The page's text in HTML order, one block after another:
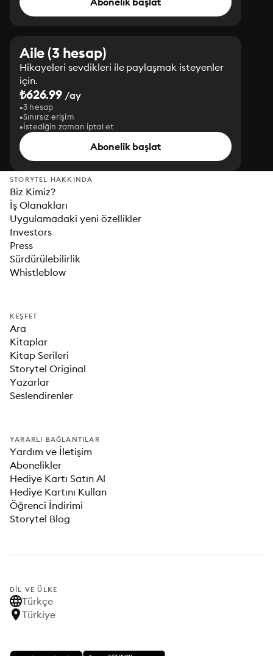
Aile (3 hesap)
Hikayeleri sevdikleri ile paylaşmak isteyenler
için.
₺626.99 /ay
3 hesap
Sınırsız erişim
İstediğin zaman iptal et
Abonelik başlat
STORYTEL HAKKINDA
Biz Kimiz?
İş Olanakları
Uygulamadaki yeni özellikler
Investors
Press
Sürdürülebilirlik
Whistleblow
KEŞFET
Ara
Kitaplar
Kitap Serileri
Storytel Original
Yazarlar
Seslendirenler
YARARLI BAĞLANTILAR
Yardım ve İletişim
Abonelikler
Hediye Kartı Satın Al
Hediye Kartını Kullan
Öğrenci İndirimi
Storytel Blog
DIL VE ÜLKE
Türkçe
Türkiye